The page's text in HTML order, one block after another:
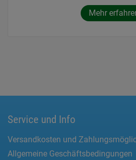
Mehr
Service und Info
Versandkosten und
Allgemeine Geschäftsbedingungen